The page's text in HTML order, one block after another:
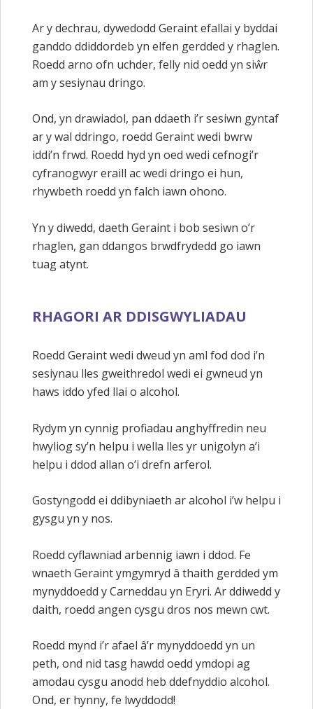
Ar y dechrau, dywedodd Geraint efallai y byddai
ganddo ddiddordeb yn elfen gerdded y rhaglen.
Roedd arno ofn uchder, felly nid oedd yn siŵr
am y sesiynau dringo.
Ond, yn drawiadol, pan ddaeth i’r sesiwn gyntaf
ar y wal ddringo, roedd Geraint wedi bwrw
iddi’n frwd. Roedd hyd yn oed wedi cefnogi’r
cyfranogwyr eraill ac wedi dringo ei hun,
rhywbeth roedd yn falch iawn ohono.
Yn y diwedd, daeth Geraint i bob sesiwn o’r
rhaglen, gan ddangos brwdfrydedd go iawn
tuag atynt.
RHAGORI AR DDISGWYLIADAU
Roedd Geraint wedi dweud yn aml fod dod i’n
sesiynau lles gweithredol wedi ei gwneud yn
haws iddo yfed llai o alcohol.
Rydym yn cynnig profiadau anghyffredin neu
hwyliog sy’n helpu i wella lles yr unigolyn a’i
helpu i ddod allan o’i drefn arferol.
Gostyngodd ei ddibyniaeth ar alcohol i’w helpu i
gysgu yn y nos.
Roedd cyflawniad arbennig iawn i ddod. Fe
wnaeth Geraint ymgymryd â thaith gerdded ym
mynyddoedd y Carneddau yn Eryri. Ar ddiwedd y
daith, roedd angen cysgu dros nos mewn cwt.
Roedd mynd i’r afael â’r mynyddoedd yn un
peth, ond nid tasg hawdd oedd ymdopi ag
amodau cysgu anodd heb ddefnyddio alcohol.
Ond, er hynny, fe lwyddodd!